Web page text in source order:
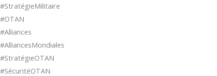
#StratégieMilitaire
#OTAN
#Alliances
#AlliancesMondiales
#StratégieOTAN
#SécuritéOTAN